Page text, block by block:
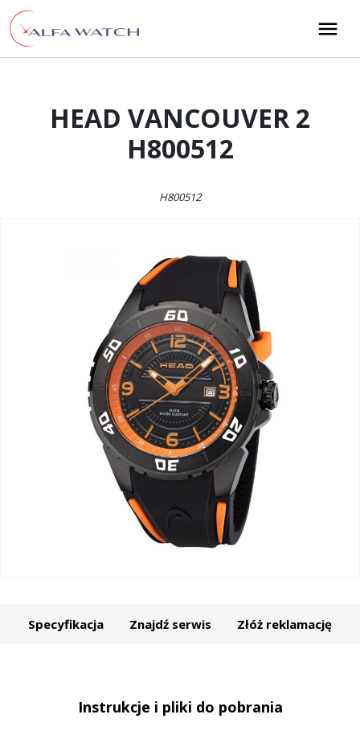
Przejdź do treści
Main Navigation
HEAD VANCOUVER 2
H800512
H800512
Specyfikacja Znajdź serwis Złóż reklamację
Instrukcje i pliki do pobrania